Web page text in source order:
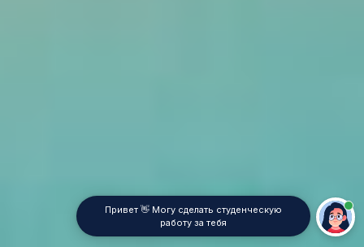
Привет 👋 Могу сделать студенческую
работу за тебя